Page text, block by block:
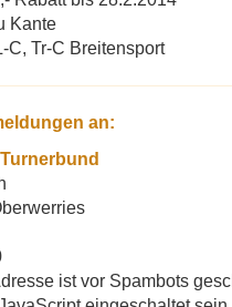
Kante
C, Tr-C Breitensport
an:
ist vor Spambots